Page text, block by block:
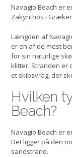
Navagio Beach er
Zakynthos i
Længden af
er en af de mest
for sin naturlige
klitter. Stranden er
et skibsvrag, der
Hvilken
Beach?
Navagio Beach er
Det ligger på den
sandstrand.